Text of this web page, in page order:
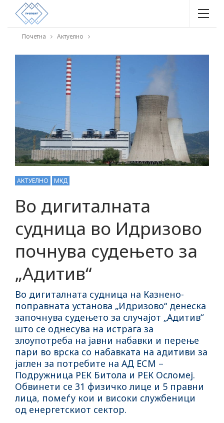
Почетна Актуелно
АКТУЕЛНО МКД
Во дигиталната
судница во Идризово
почнува судењето за
„Адитив“
Во дигиталната судница на Казнено-
поправната установа „Идризово“ денеска
започнува судењето за случајот „Адитив“
што се однесува на истрага за
злоупотреба на јавни набавки и перење
пари во врска со набавката на адитиви за
јаглен за потребите на АД ЕСМ –
Подружница РЕК Битола и РЕК Осломеј.
Обвинети се 31 физичко лице и 5 правни
лица, помеѓу кои и високи службеници
од енергетскиот сектор.